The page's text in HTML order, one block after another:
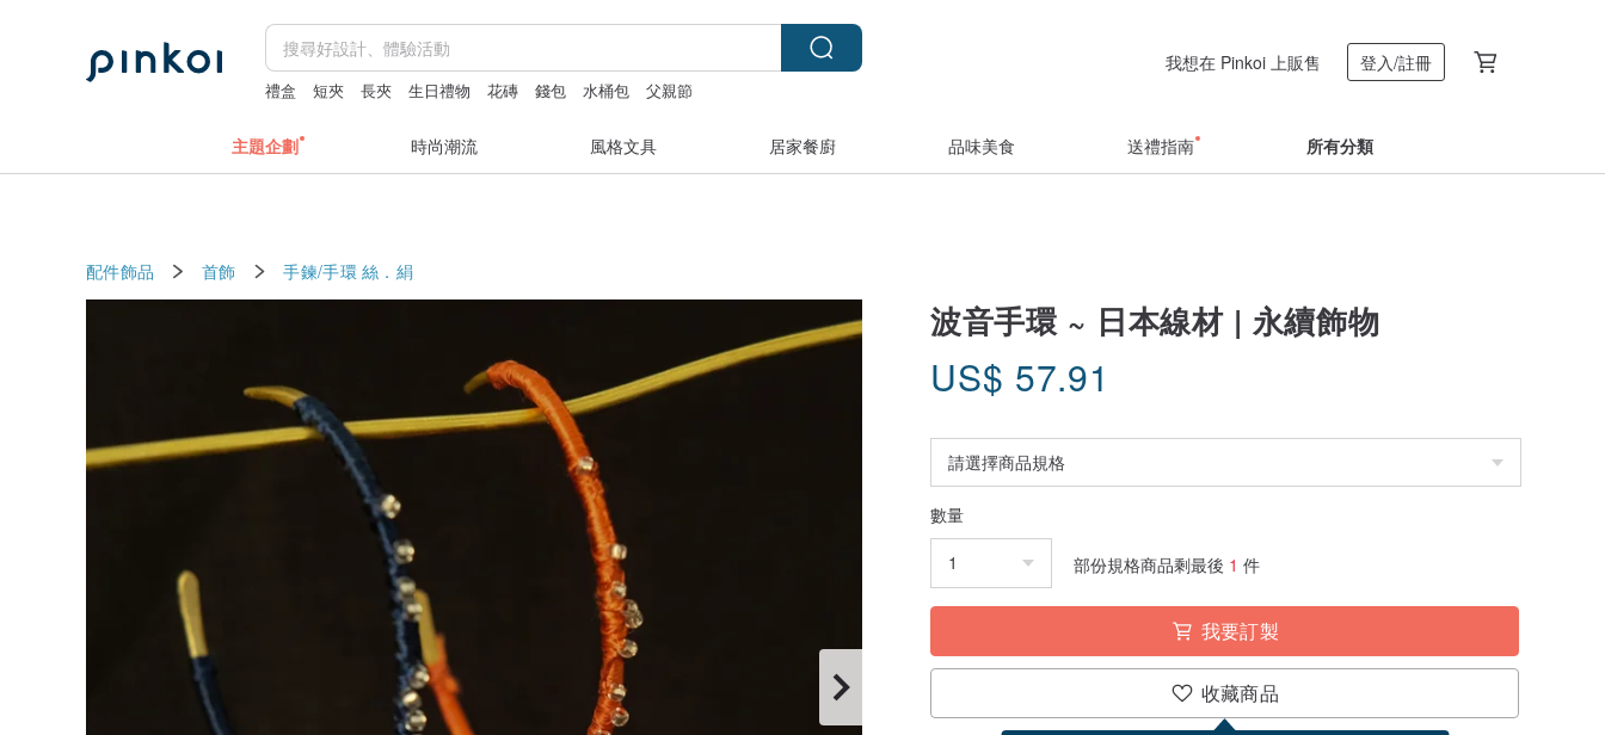
禮盒 短夾 長夾 生日禮物 花磚 錢包 水桶包 父親節
我想在 Pinkoi 上販售 登入/註冊
主題企劃 時尚潮流 風格文具 居家餐廚 品味美食 送禮指南 所有分類
配件飾品 首飾 手鍊/手環 絲．絹
波音手環 ~ 日本線材 | 永續飾物
US$ 57.91
數量
部份規格商品剩最後 1 件
我要訂製
收藏商品